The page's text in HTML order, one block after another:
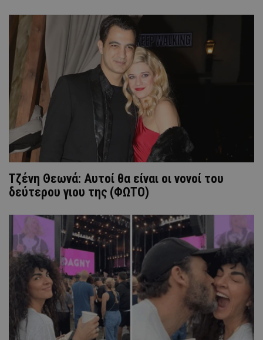
Τζένη Θεωνά: Aυτοί θα είναι οι νονοί του
δεύτερου γιου της (ΦΩΤΟ)